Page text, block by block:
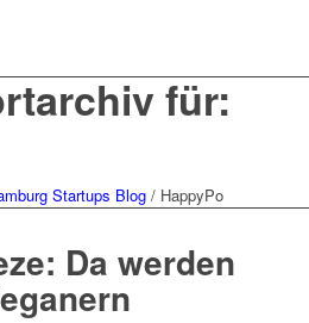
für:
Startups Blog / HappyPo
Da werden